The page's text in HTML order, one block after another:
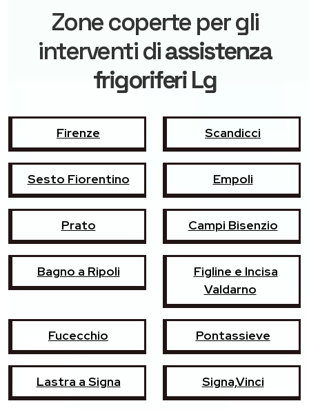
Zone coperte per gli
interventi diassistenza
frigoriferi Lg
Firenze Scandicci
Sesto Fiorentino Empoli
Prato Campi Bisenzio
Bagno a Ripoli
Figline e Incisa
Valdarno
Fucecchio Pontassieve
Lastra a Signa Signa,Vinci